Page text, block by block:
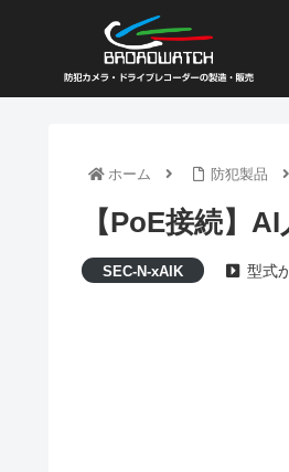
ホーム 防犯製品
【PoE接続】
SEC-N-xAIK 型式